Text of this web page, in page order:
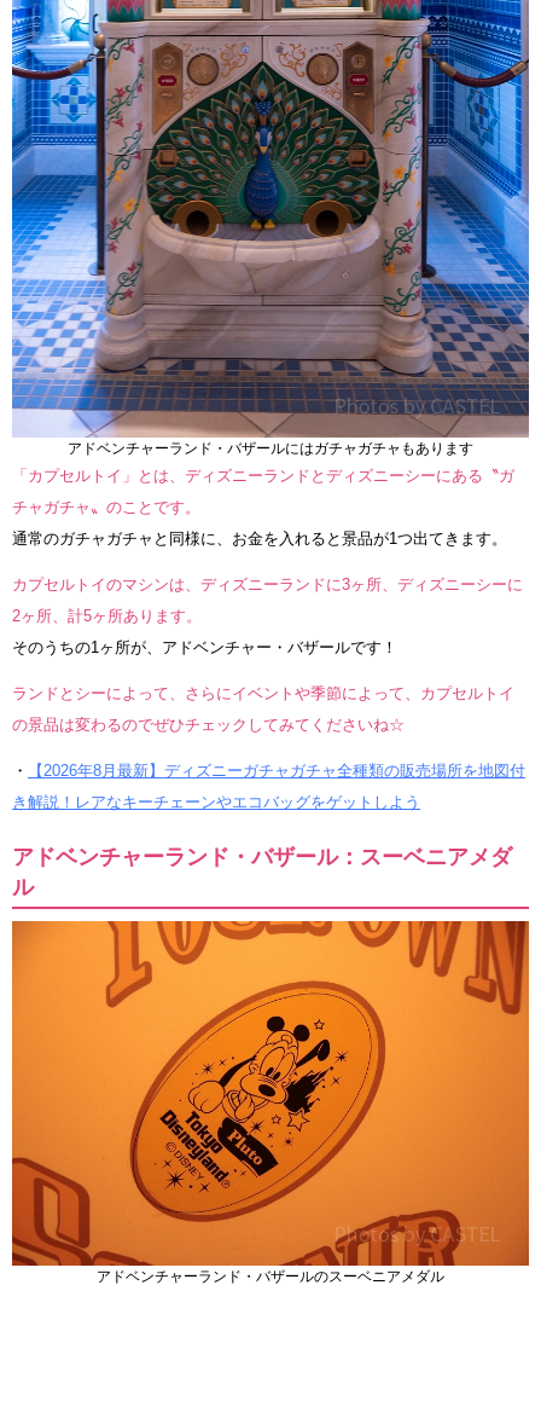
アドベンチャーランド・バザールにはガチャガチャもあります
「カプセルトイ」とは、ディズニーランドとディズニーシーにある〝ガ
チャガチャ〟のことです。
通常のガチャガチャと同様に、お金を入れると景品が1つ出てきます。
カプセルトイのマシンは、ディズニーランドに3ヶ所、ディズニーシーに
2ヶ所、計5ヶ所あります。
そのうちの1ヶ所が、アドベンチャー・バザールです！
ランドとシーによって、さらにイベントや季節によって、カプセルトイ
の景品は変わるのでぜひチェックしてみてくださいね☆
・
【2026年8月最新】ディズニーガチャガチャ全種類の販売場所を地図付
き解説！レアなキーチェーンやエコバッグをゲットしよう
アドベンチャーランド・バザール：スーベニアメダ
ル
アドベンチャーランド・バザールのスーベニアメダル